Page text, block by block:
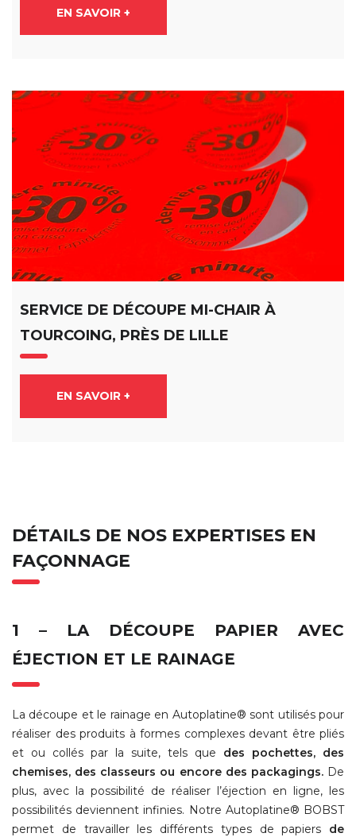
EN SAVOIR +
SERVICE DE DÉCOUPE MI-CHAIR À
TOURCOING, PRÈS DE LILLE
EN SAVOIR +
DÉTAILS DE NOS EXPERTISES EN
FAÇONNAGE
1 – LA DÉCOUPE PAPIER AVEC
ÉJECTION ET LE RAINAGE
La découpe et le rainage en Autoplatine® sont utilisés pour
réaliser des produits à formes complexes devant être pliés
et ou collés par la suite, tels que des pochettes, des
chemises, des classeurs ou encore des packagings.De
plus, avec la possibilité de réaliser l’éjection en ligne, les
possibilités deviennent infinies. Notre Autoplatine® BOBST
permet de travailler les différents types de papiers de